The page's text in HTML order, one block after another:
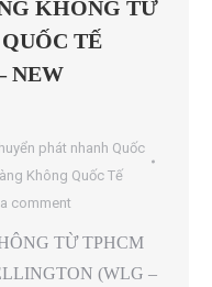
KHÔNG TỪ
TẾ
NEW
phát nhanh Quốc
Không Quốc Tế
comment
TỪ TPHCM
(WLG –